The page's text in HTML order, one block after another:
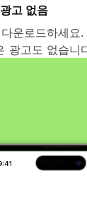
고 없음
운로드하세요
광고도 없습니